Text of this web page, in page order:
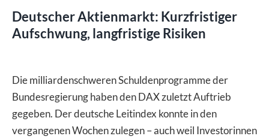
Deutscher Aktienmarkt: Kurzfristiger
Aufschwung, langfristige Risiken
Die milliardenschweren Schuldenprogramme der
Bundesregierung haben den DAX zuletzt Auftrieb
gegeben. Der deutsche Leitindex konnte in den
vergangenen Wochen zulegen – auch weil Investorinnen